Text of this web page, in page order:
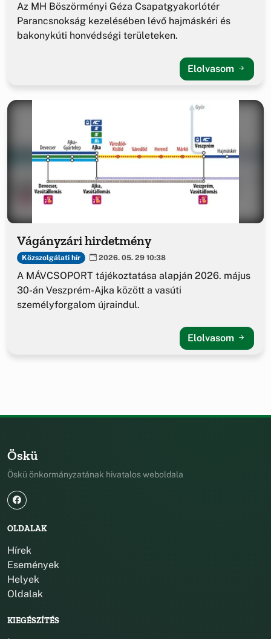
Az MH Böszörményi Géza Csapatgyakorlótér
Parancsnokság kezelésében lévő hajmáskéri és
bakonykúti honvédségi területeken.
Elolvasom
Vágányzári hirdetmény
Közszolgálati hír 2026. 05. 29 10:38
A MÁVCSOPORT tájékoztatása alapján 2026. május
30-án Veszprém-Ajka között a vasúti
személyforgalom újraindul.
Elolvasom
Öskü
Öskü önkormányzatának hivatalos weboldala
OLDALAK
Hírek
Események
Helyek
Oldalak
KIEGÉSZÍTÉS